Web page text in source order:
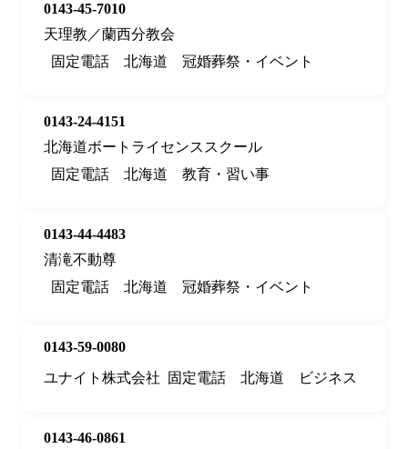
0143-45-7010
天理教／蘭西分教会
固定電話
北海道 冠婚葬祭・イベント
0143-24-4151
北海道ボートライセンススクール
固定電話
北海道 教育・習い事
0143-44-4483
清滝不動尊
固定電話
北海道 冠婚葬祭・イベント
0143-59-0080
ユナイト株式会社
固定電話 北海道 ビジネス
0143-46-0861